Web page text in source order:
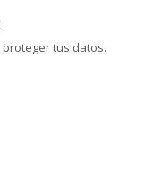
tus datos.